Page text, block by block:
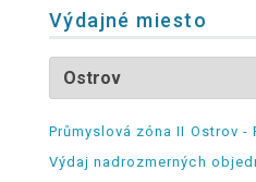
Výdajné miesto
Průmyslová zóna II Ostrov -
Výdaj nadrozmerných